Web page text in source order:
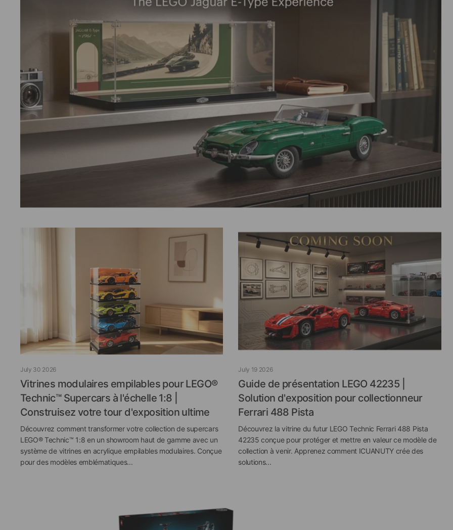
July 30 2026
Vitrines modulaires empilables pour LEGO®
Technic™ Supercars à l'échelle 1:8 |
Construisez votre tour d'exposition ultime
Découvrez comment transformer votre collection de supercars
LEGO® Technic™ 1:8 en un showroom haut de gamme avec un
système de vitrines en acrylique empilables modulaires. Conçue
pour des modèles emblématiques...
July 19 2026
Guide de présentation LEGO 42235 |
Solution d'exposition pour collectionneur
Ferrari 488 Pista
Découvrez la vitrine du futur LEGO Technic Ferrari 488 Pista
42235 conçue pour protéger et mettre en valeur ce modèle de
collection à venir. Apprenez comment ICUANUTY crée des
solutions...